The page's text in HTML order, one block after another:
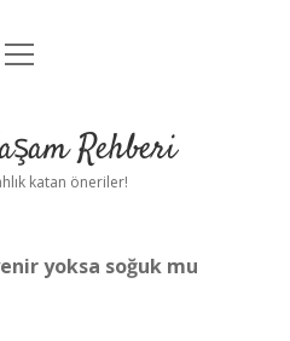
Uyarı
menüyü
Rehberi
katan öneriler!
yoksa soğuk mu